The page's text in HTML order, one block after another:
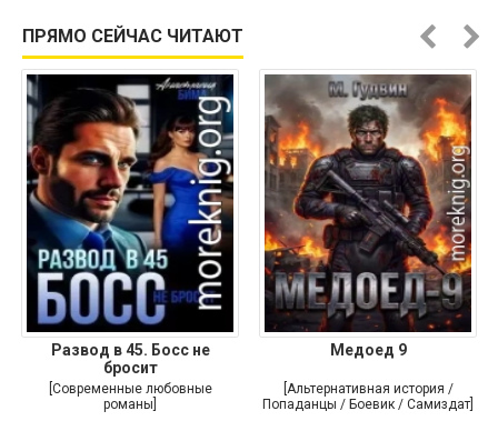
ПРЯМО СЕЙЧАС ЧИТАЮТ
Развод в 45. Босс не
бросит
[Современные любовные
романы]
Медоед 9
[Альтернативная история /
Попаданцы / Боевик / Самиздат]